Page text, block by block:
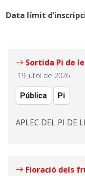
Data límit
Sortida Pi de
19 Juliol de 2026
Pública Pi
APLEC DEL PI DE
Floració dels